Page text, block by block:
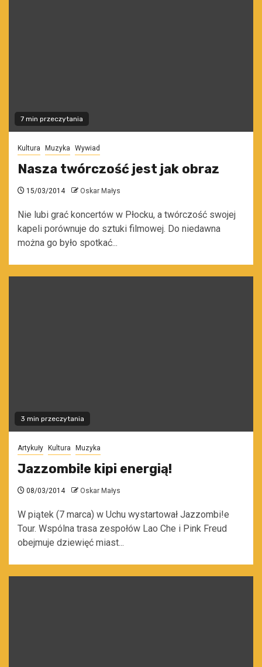
7 min przeczytania
Kultura Muzyka Wywiad
Nasza twórczość jest jak obraz
15/03/2014 Oskar Małys
Nie lubi grać koncertów w Płocku, a twórczość swojej
kapeli porównuje do sztuki filmowej. Do niedawna
można go było spotkać...
3 min przeczytania
Artykuły Kultura Muzyka
Jazzombi!e kipi energią!
08/03/2014 Oskar Małys
W piątek (7 marca) w Uchu wystartował Jazzombi!e
Tour. Wspólna trasa zespołów Lao Che i Pink Freud
obejmuje dziewięć miast...